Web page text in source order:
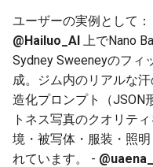
2025-12-18
2025-12-17
2025-12-16
2025-12-15
ユーザーの実例として：
@Hailuo_AI 上でNano
Sydney Sweeneyのフィ
成。ジム内のリアルな
造化プロンプト（JSON
トネス写真のクオリテ
境・被写体・服装・照
れています。 -